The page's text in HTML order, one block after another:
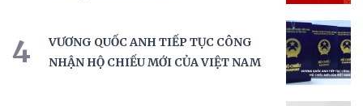
4
VƯƠNG QUỐC ANH TIẾP TỤC CÔNG
NHẬN HỘ CHIẾU MỚI CỦA VIỆT NAM